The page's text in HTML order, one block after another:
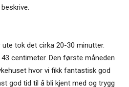
ute tok det cirka 20-30 minutter.
centimeter. Den første måneden
hvor vi fikk fantastisk god
god tid til å bli kjent med og trygg